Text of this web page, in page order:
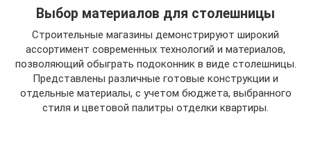
Выбор материалов для столешницы
Строительные магазины демонстрируют широкий
ассортимент современных технологий и материалов,
позволяющий обыграть подоконник в виде столешницы.
Представлены различные готовые конструкции и
отдельные материалы, с учетом бюджета, выбранного
стиля и цветовой палитры отделки квартиры.